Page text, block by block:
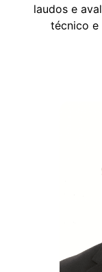
laudos e
técnico e